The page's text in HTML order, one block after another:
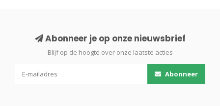
Abonneer je op onze nieuwsbrief
Blijf op de hoogte over onze laatste acties
Abonneer